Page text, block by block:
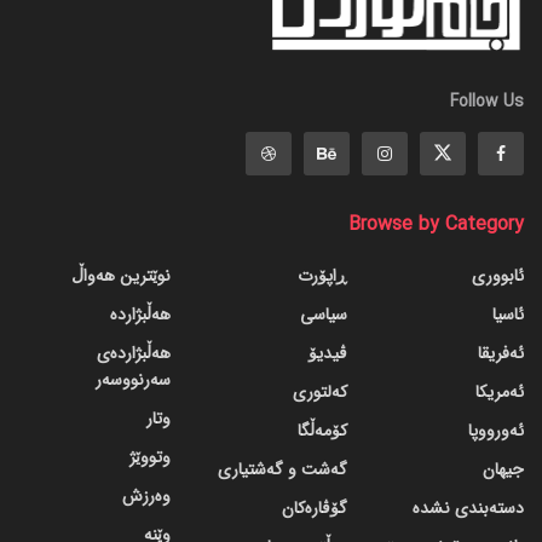
Follow Us
Browse by Category
ئابووری
ئاسیا
ئەفریقا
ئەمریکا
ئەورووپا
جیهان
دسته‌بندی نشده
ڕاپۆرت
سیاسی
ڤیدیۆ
کەلتوری
کۆمەڵگا
گه‌شت و گه‌شتیاری
گۆڤاره‌کان
نوێترین هەواڵ
هەڵبژاردە
هەڵبژاردەی
سەرنووسەر
وتار
وتووێژ
وەرزش
وێنە